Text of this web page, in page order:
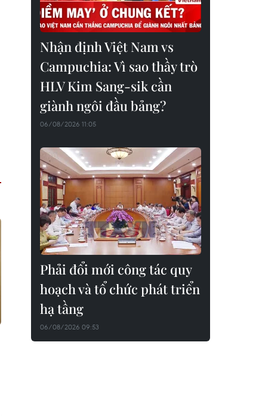
Nhận định Việt Nam vs
Campuchia: Vì sao thầy trò
HLV Kim Sang-sik cần
giành ngôi đầu bảng?
06/08/2026 11:05
Phải đổi mới công tác quy
hoạch và tổ chức phát triển
hạ tầng
06/08/2026 09:53